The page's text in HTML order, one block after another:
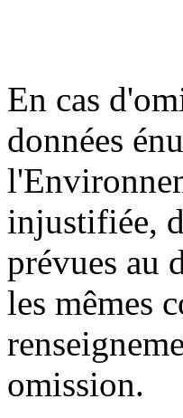
En cas
données
injustifiée,
prévues au
les mêmes
omission.